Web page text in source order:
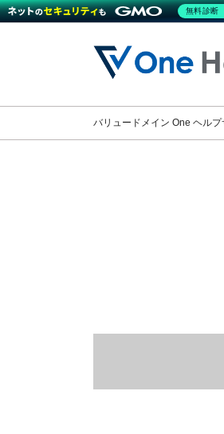
バリュードメイン One ヘルプ
無料診断